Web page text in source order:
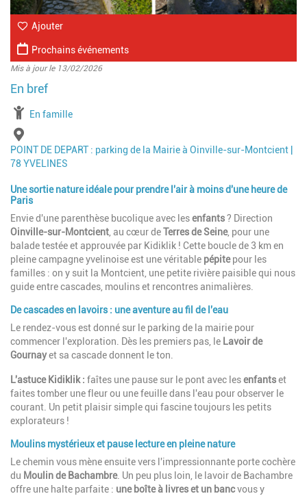
Ajouter
Prochains événements
Mis à jour le 13/02/2026
à partir de
En famille
POINT DE DEPART : parking de la Mairie à Oinville-sur-Montcient |
78 YVELINES
Une sortie nature idéale pour prendre l'air à moins d'une heure de
Paris
Envie d'une parenthèse bucolique avec lesenfants? Direction
Oinville-sur-Montcient , au cœur deTerres de Seine, pour une
balade testée et approuvée par Kidiklik ! Cette boucle de 3 km en
pleine campagne yvelinoise est une véritable pépitepour les
familles : on y suit la Montcient, une petite rivière paisible qui nous
guide entre cascades, moulins et rencontres animalières.
De cascades en lavoirs : une aventure au fil de l'eau
Le rendez-vous est donné sur le parking de la mairie pour
commencer l'exploration. Dès les premiers pas, le Lavoir de
Gournayet sa cascade donnent le ton.
L'astuce Kidiklik : faîtes une pause sur le pont avec lesenfantset
faites tomber une fleur ou une feuille dans l'eau pour observer le
courant. Un petit plaisir simple qui fascine toujours les petits
explorateurs !
Moulins mystérieux et pause lecture en pleine nature
Le chemin vous mène ensuite vers l'impressionnante porte cochère
du Moulin de Bachambre. Un peu plus loin, le lavoir de Bachambre
offre une halte parfaite : une boîte à livres et un bancvous y